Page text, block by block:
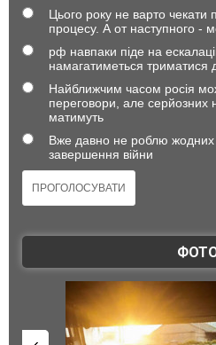
Цього року не варто чекати
процесу. А от наступного -
рф навпаки піде на
намагатиметься триматися
Найближчим часом росія
переговори, але серйозних
матимуть
Вже давно не роблю жодних
завершення війни